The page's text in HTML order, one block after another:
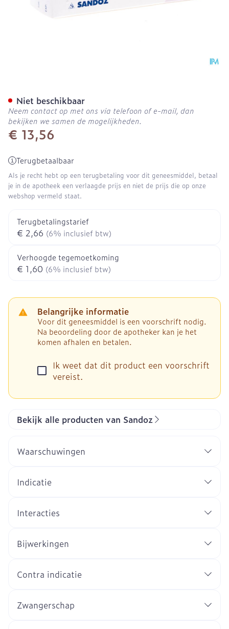
€ 13,56
Terugbetaalbaar
Als je recht hebt op een terugbetaling voor dit geneesmiddel, betaal
je in de apotheek een verlaagde prijs en niet de prijs die op onze
webshop vermeld staat.
Terugbetalingstarief
€ 2,66 (6% inclusief btw)
Verhoogde tegemoetkoming
€ 1,60 (6% inclusief btw)
Belangrijke informatie
Voor dit geneesmiddel is een voorschrift nodig.
Na beoordeling door de apotheker kan je het
komen afhalen en betalen.
Ik weet dat dit product een voorschrift
vereist.
Niet beschikbaar
Neem contact op met ons via telefoon of e-mail, dan
bekijken we samen de mogelijkheden.
Bekijk alle producten van Sandoz
Waarschuwingen
Indicatie
Interacties
Bijwerkingen
Contra indicatie
Zwangerschap